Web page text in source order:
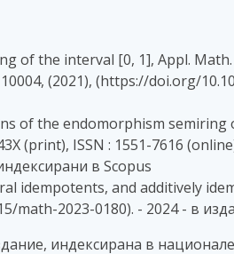
of the interval [0, 1], Appl. Math.
(2021), (https://doi.org/
of the endomorphism
(print), ISSN : 1551-7616
в Scopus
idempotents, and additively
math-2023-0180). - 2024 - в
индексирана в